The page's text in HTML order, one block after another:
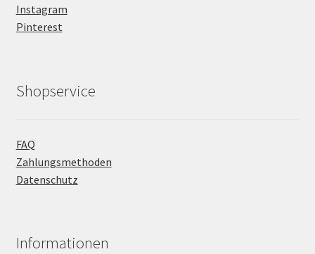
Instagram
Pinterest
Shopservice
FAQ
Zahlungsmethoden
Datenschutz
Informationen